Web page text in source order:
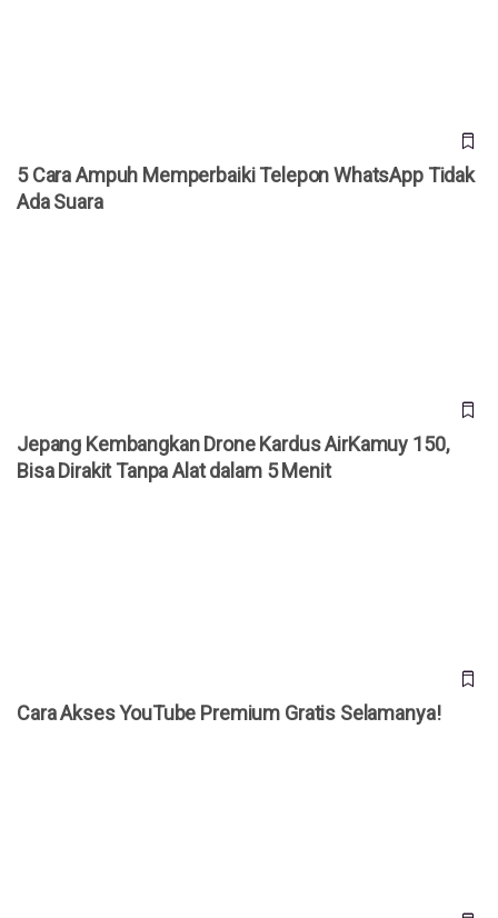
5 Cara Ampuh Memperbaiki Telepon WhatsApp Tidak
Ada Suara
Jepang Kembangkan Drone Kardus AirKamuy 150,
Bisa Dirakit Tanpa Alat dalam 5 Menit
Cara Akses YouTube Premium Gratis Selamanya!